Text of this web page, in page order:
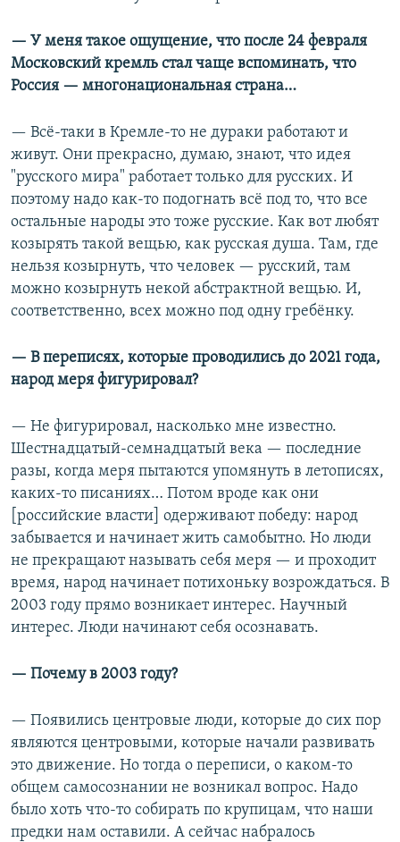
— У меня такое ощущение, что после 24 февраля
Московский кремль стал чаще вспоминать, что
Россия — многонациональная страна…
— Всё-таки в Кремле-то не дураки работают и
живут. Они прекрасно, думаю, знают, что идея
"русского мира" работает только для русских. И
поэтому надо как-то подогнать всё под то, что все
остальные народы это тоже русские. Как вот любят
козырять такой вещью, как русская душа. Там, где
нельзя козырнуть, что человек — русский, там
можно козырнуть некой абстрактной вещью. И,
соответственно, всех можно под одну гребёнку.
— В переписях, которые проводились до 2021 года,
народ меря фигурировал?
— Не фигурировал, насколько мне известно.
Шестнадцатый-семнадцатый века — последние
разы, когда меря пытаются упомянуть в летописях,
каких-то писаниях… Потом вроде как они
[российские власти] одерживают победу: народ
забывается и начинает жить самобытно. Но люди
не прекращают называть себя меря — и проходит
время, народ начинает потихоньку возрождаться. В
2003 году прямо возникает интерес. Научный
интерес. Люди начинают себя осознавать.
— Почему в 2003 году?
— Появились центровые люди, которые до сих пор
являются центровыми, которые начали развивать
это движение. Но тогда о переписи, о каком-то
общем самосознании не возникал вопрос. Надо
было хоть что-то собирать по крупицам, что наши
предки нам оставили. А сейчас набралось